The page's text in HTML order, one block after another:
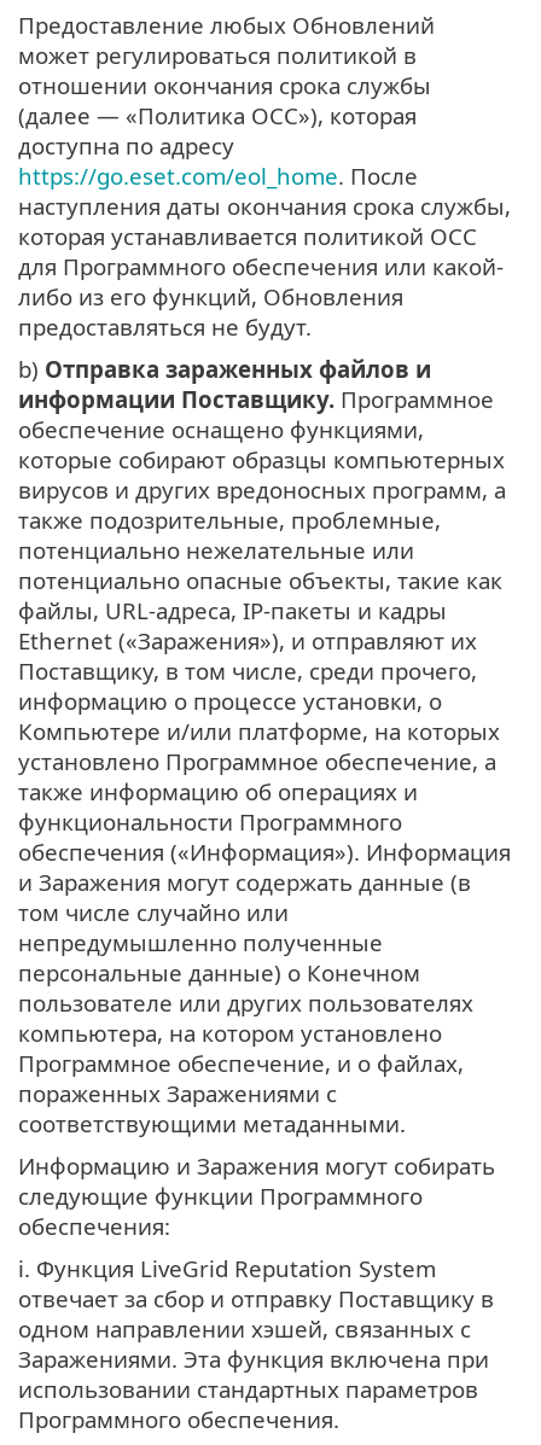
Предоставление любых Обновлений
может регулироваться политикой в
отношении окончания срока службы
(далее — «Политика ОСС»), которая
доступна по адресу
https://go.eset.com/eol_home. После
наступления даты окончания срока службы,
которая устанавливается политикой ОСС
для Программного обеспечения или какой-
либо из его функций, Обновления
предоставляться не будут.
b) Отправка зараженных файлов и
информации Поставщику. Программное
обеспечение оснащено функциями,
которые собирают образцы компьютерных
вирусов и других вредоносных программ, а
также подозрительные, проблемные,
потенциально нежелательные или
потенциально опасные объекты, такие как
файлы, URL-адреса, IP-пакеты и кадры
Ethernet («Заражения»), и отправляют их
Поставщику, в том числе, среди прочего,
информацию о процессе установки, о
Компьютере и/или платформе, на которых
установлено Программное обеспечение, а
также информацию об операциях и
функциональности Программного
обеспечения («Информация»). Информация
и Заражения могут содержать данные (в
том числе случайно или
непредумышленно полученные
персональные данные) о Конечном
пользователе или других пользователях
компьютера, на котором установлено
Программное обеспечение, и о файлах,
пораженных Заражениями с
соответствующими метаданными.
Информацию и Заражения могут собирать
следующие функции Программного
обеспечения:
i. Функция LiveGrid Reputation System
отвечает за сбор и отправку Поставщику в
одном направлении хэшей, связанных с
Заражениями. Эта функция включена при
использовании стандартных параметров
Программного обеспечения.